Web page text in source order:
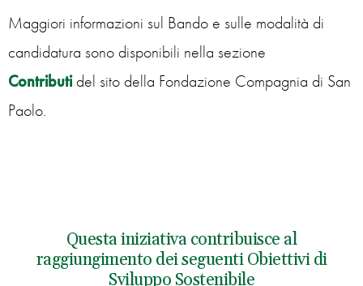
Maggiori informazioni sul Bando e sulle modalità di
candidatura sono disponibili nella sezione
Contributidel sito della Fondazione Compagnia di San
Paolo.
Questa iniziativa contribuisce al
raggiungimento dei seguenti Obiettivi di
Sviluppo Sostenibile